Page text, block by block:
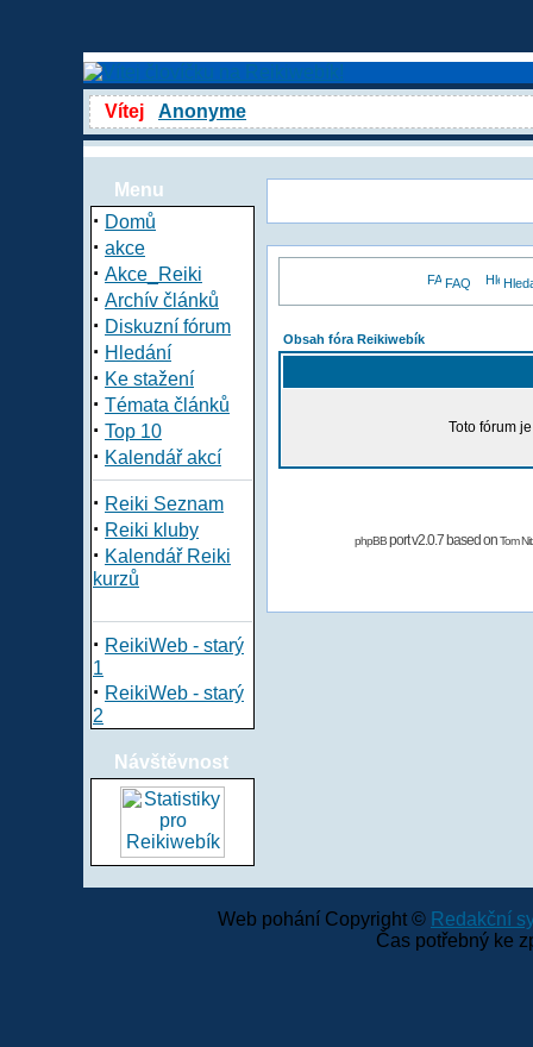
Vítej Anonyme
Menu
· Domů
· akce
· Akce_Reiki
· Archív článků
· Diskuzní fórum
· Hledání
· Ke stažení
· Témata článků
· Top 10
· Kalendář akcí
· Reiki Seznam
· Reiki kluby
· Kalendář Reiki
kurzů
· ReikiWeb - starý
1
· ReikiWeb - starý
2
Návštěvnost
FAQ
Obsah fóra Reikiwebík
Toto fórum
phpBBport v2.0.7 based onTom
Web pohání Copyright © Redakční
Čas potřebný ke